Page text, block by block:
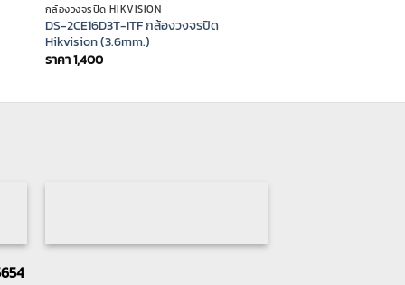
กล้องวงจรปิด HIKVISION
DS-2CE16D3T-ITF กล้องวงจรปิด
Hikvision (3.6mm.)
ราคา1,400